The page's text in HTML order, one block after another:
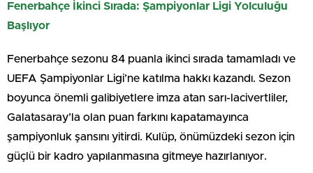
Fenerbahçe İkinci Sırada: Şampiyonlar Ligi Yolculuğu
Başlıyor
Fenerbahçe sezonu 84 puanla ikinci sırada tamamladı ve
UEFA Şampiyonlar Ligi’ne katılma hakkı kazandı. Sezon
boyunca önemli galibiyetlere imza atan sarı-lacivertliler,
Galatasaray’la olan puan farkını kapatamayınca
şampiyonluk şansını yitirdi. Kulüp, önümüzdeki sezon için
güçlü bir kadro yapılanmasına gitmeye hazırlanıyor.